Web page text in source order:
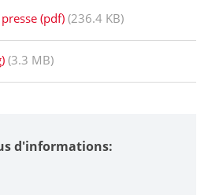
(pdf) (236.4 KB)
(3.3 MB)
d'informations: